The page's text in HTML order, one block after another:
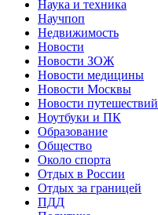
Наука и техника
Научпоп
Недвижимость
Новости
Новости ЗОЖ
Новости медицины
Новости Москвы
Новости путешествий
Ноутбуки и ПК
Образование
Общество
Около спорта
Отдых в России
Отдых за границей
ПДД